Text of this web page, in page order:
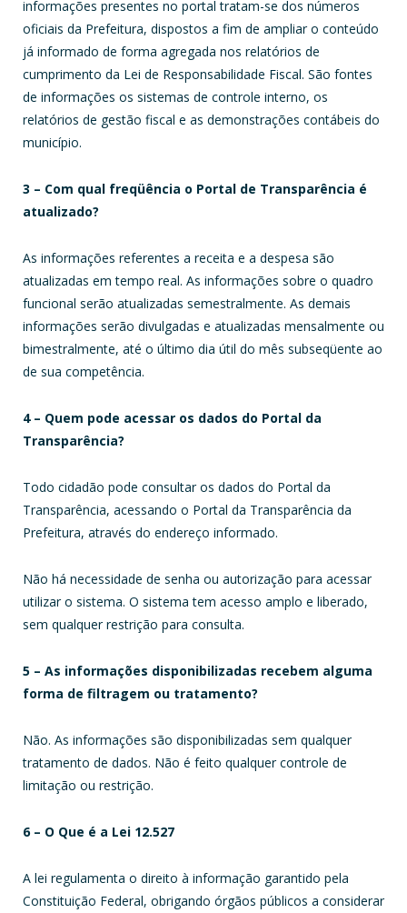
informações presentes no portal tratam-se dos números
oficiais da Prefeitura, dispostos a fim de ampliar o conteúdo
já informado de forma agregada nos relatórios de
cumprimento da Lei de Responsabilidade Fiscal. São fontes
de informações os sistemas de controle interno, os
relatórios de gestão fiscal e as demonstrações contábeis do
município.
3 – Com qual freqüência o Portal de Transparência é
atualizado?
As informações referentes a receita e a despesa são
atualizadas em tempo real. As informações sobre o quadro
funcional serão atualizadas semestralmente. As demais
informações serão divulgadas e atualizadas mensalmente ou
bimestralmente, até o último dia útil do mês subseqüente ao
de sua competência.
4 – Quem pode acessar os dados do Portal da
Transparência?
Todo cidadão pode consultar os dados do Portal da
Transparência, acessando o Portal da Transparência da
Prefeitura, através do endereço informado.
Não há necessidade de senha ou autorização para acessar
utilizar o sistema. O sistema tem acesso amplo e liberado,
sem qualquer restrição para consulta.
5 – As informações disponibilizadas recebem alguma
forma de filtragem ou tratamento?
Não. As informações são disponibilizadas sem qualquer
tratamento de dados. Não é feito qualquer controle de
limitação ou restrição.
6 – O Que é a Lei 12.527
A lei regulamenta o direito à informação garantido pela
Constituição Federal, obrigando órgãos públicos a considerar